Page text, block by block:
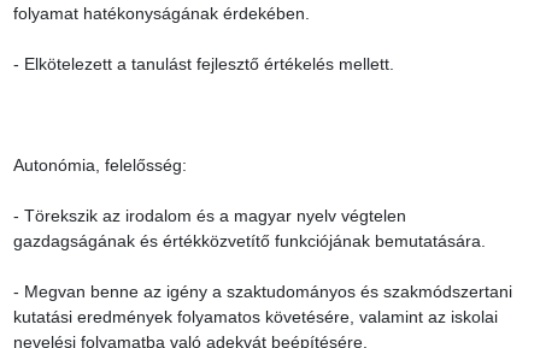
folyamat hatékonyságának érdekében.
- Elkötelezett a tanulást fejlesztő értékelés mellett.
Autonómia, felelősség:
- Törekszik az irodalom és a magyar nyelv végtelen
gazdagságának és értékközvetítő funkciójának bemutatására.
- Megvan benne az igény a szaktudományos és szakmódszertani
kutatási eredmények folyamatos követésére, valamint az iskolai
nevelési folyamatba való adekvát beépítésére.